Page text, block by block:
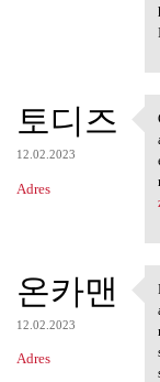
토디즈
12.02.2023
Adres
온카맨
12.02.2023
Adres